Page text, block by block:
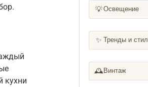
кухни
💡Освещение
✨ Тренды и
🕰️ Винтаж